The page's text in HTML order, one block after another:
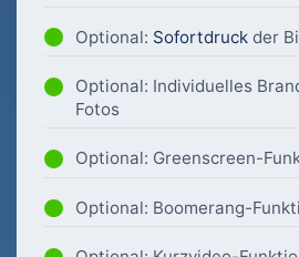
Optional: Sofortdruck der
Optional: Individuelles
Fotos
Optional: Greenscreen-
Optional: Boomerang-